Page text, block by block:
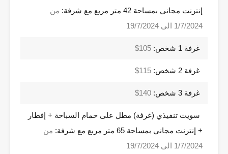
إنترنت مجاني بمساحة 42 متر مربع مع شرفة:
من
1/7/2024 الى 19/7/2024
غرفة 1 شخص: 105$
غرفة 2 شخص: 115$
غرفة 3 شخص: 140$
سويت تنفيذي (غرفة) مطل على حمام السباحة + إفطار
+ إنترنت مجاني بمساحة 65 متر مربع مع شرفة:
من
1/7/2024 الى 19/7/2024